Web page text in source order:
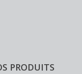
PRODUITS